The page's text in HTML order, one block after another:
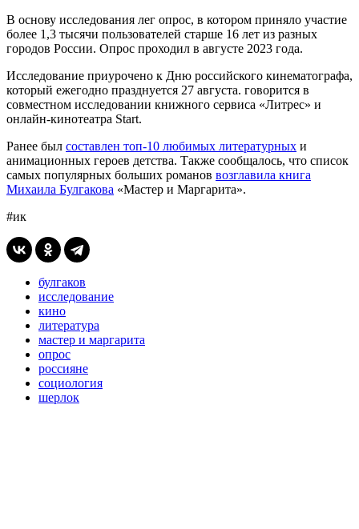
В основу исследования лег опрос, в котором приняло участие
более 1,3 тысячи пользователей старше 16 лет из разных
городов России. Опрос проходил в августе 2023 года.
Исследование приурочено к Дню российского кинематографа,
который ежегодно празднуется 27 августа. говорится в
совместном исследовании книжного сервиса «Литрес» и
онлайн-кинотеатра Start.
Ранее был составлен топ-10 любимых литературных и
анимационных героев детства. Также сообщалось, что список
самых популярных больших романов возглавила книга
Михаила Булгакова «Мастер и Маргарита».
#ик
булгаков
исследование
кино
литература
мастер и маргарита
опрос
россияне
социология
шерлок